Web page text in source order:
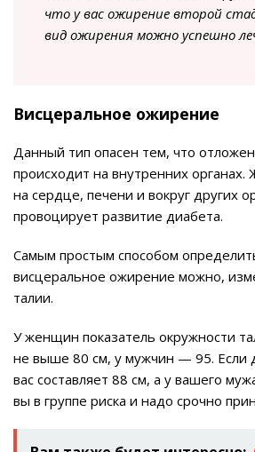
что у вас ожирение второй
вид ожирения можно успешно
Висцеральное ожирение
Данный тип опасен тем, что
происходит на внутренних органах.
на сердце, печени и вокруг других
провоцирует развитие диабета.
Самым простым способом
висцеральное ожирение можно,
талии.
У женщин показатель окружности
не выше 80 см, у мужчин — 95. Если
вас составляет 88 см, а у вашего
вы в группе риска и надо срочно